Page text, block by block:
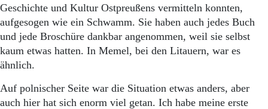
Geschichte und Kultur Ostpreußens vermitteln konnten,
aufgesogen wie ein Schwamm. Sie haben auch jedes Buch
und jede Broschüre dankbar angenommen, weil sie selbst
kaum etwas hatten. In Memel, bei den Litauern, war es
ähnlich.
Auf polnischer Seite war die Situation etwas anders, aber
auch hier hat sich enorm viel getan. Ich habe meine erste